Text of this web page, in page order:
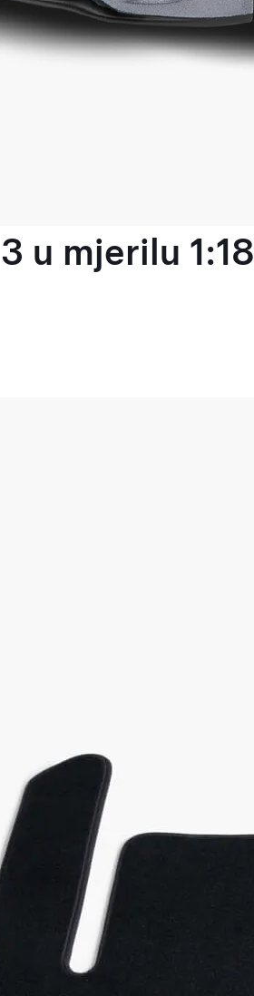
u mjerilu 1:18